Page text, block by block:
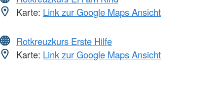
Karte: Link zur Google Maps Ansicht
Rotkreuzkurs Erste Hilfe
Karte: Link zur Google Maps Ansicht